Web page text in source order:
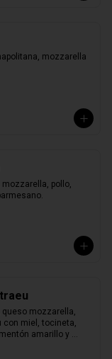
mozzarella
pollo,
queso mozzarella,
con miel, tocineta,
amarillo y